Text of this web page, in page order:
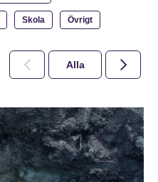
Skola Övrigt
Alla 2026